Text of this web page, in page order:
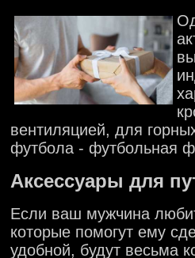
вентиляцией, для
футбола - футбольная
Аксессуары для
Если ваш мужчина
которые помогут ему
удобной, будут весьма